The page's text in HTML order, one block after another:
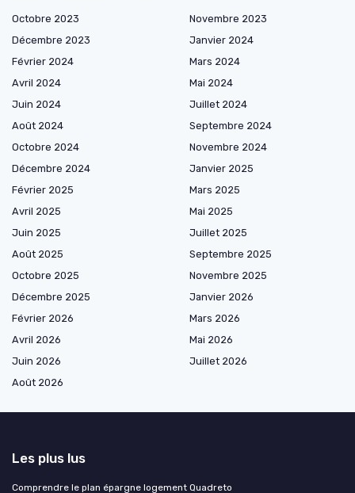
Octobre 2023
Novembre 2023
Décembre 2023
Janvier 2024
Février 2024
Mars 2024
Avril 2024
Mai 2024
Juin 2024
Juillet 2024
Août 2024
Septembre 2024
Octobre 2024
Novembre 2024
Décembre 2024
Janvier 2025
Février 2025
Mars 2025
Avril 2025
Mai 2025
Juin 2025
Juillet 2025
Août 2025
Septembre 2025
Octobre 2025
Novembre 2025
Décembre 2025
Janvier 2026
Février 2026
Mars 2026
Avril 2026
Mai 2026
Juin 2026
Juillet 2026
Août 2026
Les plus lus
Comprendre le plan épargne logement Quadreto